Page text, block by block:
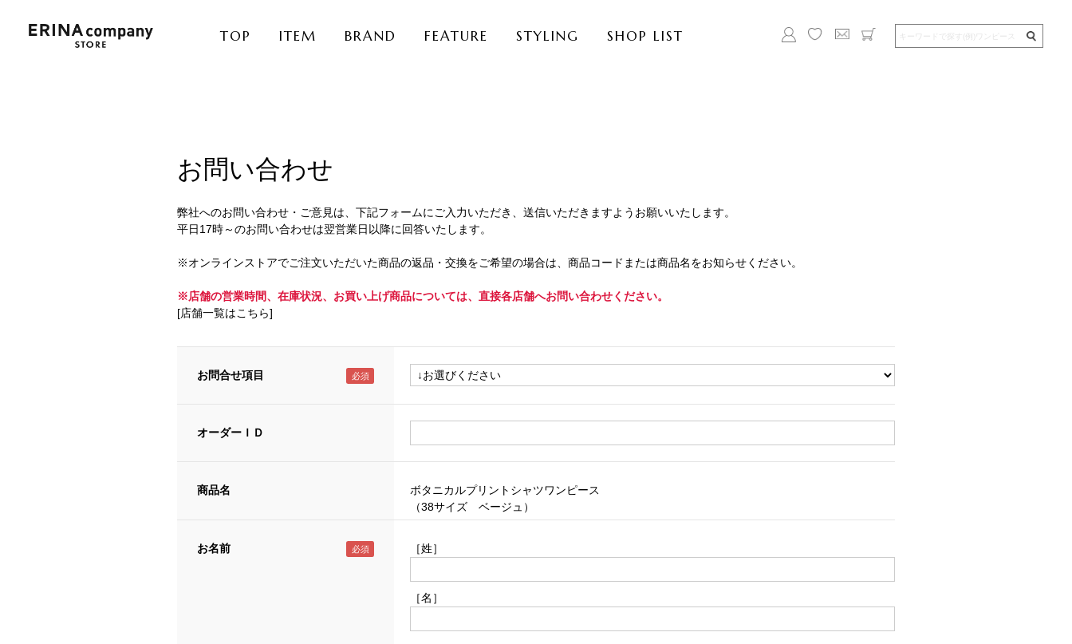
TOP ITEM BRAND FEATURE STYLING SHOP LIST
お問い合わせ
弊社へのお問い合わせ・ご意見は、下記フォームにご入力いただき、送信いただきますようお願いいたします。
平日17時～のお問い合わせは翌営業日以降に回答いたします。
※オンラインストアでご注文いただいた商品の返品・交換をご希望の場合は、商品コードまたは商品名をお知らせください。
※店舗の営業時間、在庫状況、お買い上げ商品については、直接各店舗へお問い合わせください。
[店舗一覧はこちら]
お問合せ項目
オーダーＩＤ
商品名
ボタニカルプリントシャツワンピース
（38サイズ ベージュ）
お名前 ［姓］
［名］